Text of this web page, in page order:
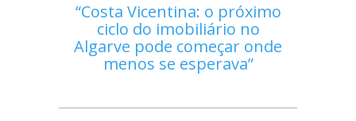
Costa Vicentina: o próximo
ciclo do imobiliário no
Algarve pode começar onde
menos se esperava